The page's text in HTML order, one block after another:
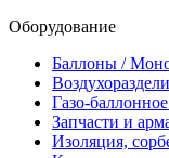
Оборудование
Баллоны /
Газо-
Запчасти и
Изоляция,